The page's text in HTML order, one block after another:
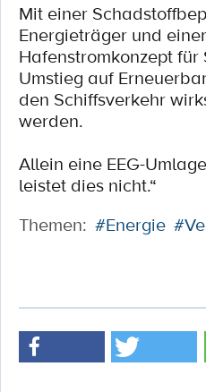
Mit einer
Energieträger und
Hafenstromkonzept
Umstieg auf
den Schiffsverkehr
werden.
Allein eine EEG-
leistet dies nicht.“
Themen: #Energie